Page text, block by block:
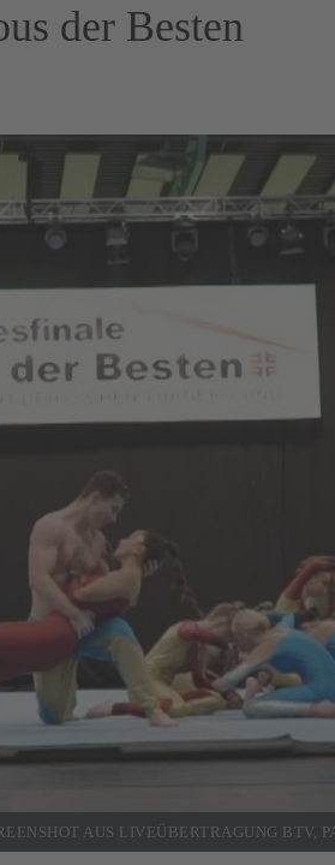
der Besten
AUS LIVEÜBERTRAGUNG BTV,